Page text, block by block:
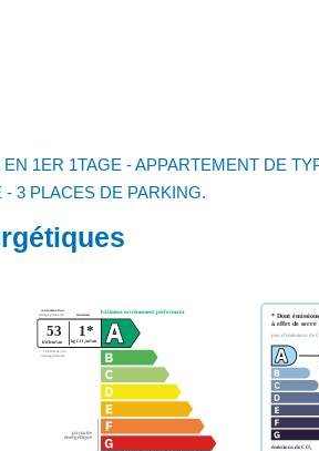
1ER 1TAGE - APPARTEMENT DE
3 PLACES DE PARKING.